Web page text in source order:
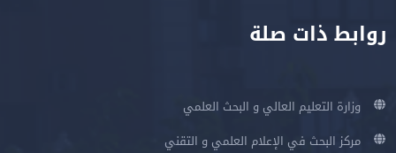
روابط ذات صلة
وزارة التعليم العالي و البحث العلمي
مركز البحث في الإعلام العلمي و التقني